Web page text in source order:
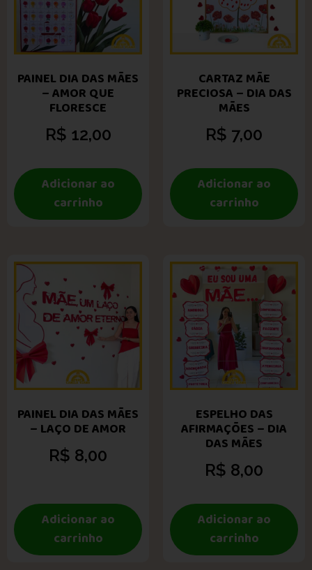
PAINEL DIA DAS MÃES
– AMOR QUE
FLORESCE
R$ 12,00
Adicionar ao
carrinho
CARTAZ MÃE
PRECIOSA – DIA DAS
MÃES
R$ 7,00
Adicionar ao
carrinho
PAINEL DIA DAS MÃES
– LAÇO DE AMOR
R$ 8,00
Adicionar ao
carrinho
ESPELHO DAS
AFIRMAÇÕES – DIA
DAS MÃES
R$ 8,00
Adicionar ao
carrinho